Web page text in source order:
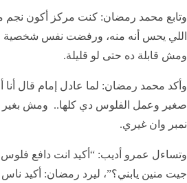
وتابع محمد رمضان: كنت مركز أكون نجم
اللي يحس أنه منه، ورفضت نفس
ومش قابلة ده حتى لو قليلة.
وأكد محمد رمضان: لما عادل إمام قال
صغير وعمل الفلوس دي كلها.. ومش بغير
نمبر وان غيري.
وتساءل عمرو أديب: “أكيد انت دافع
جيت منين يابني؟”، ليرد رمضان: أكيد